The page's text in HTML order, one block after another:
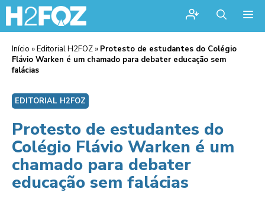
Início »Editorial H2FOZ » Protesto de estudantes do Colégio
Flávio Warken é um chamado para debater educação sem
falácias
EDITORIAL H2FOZ
Protesto de estudantes do
Colégio Flávio Warken é um
chamado para debater
educação sem falácias